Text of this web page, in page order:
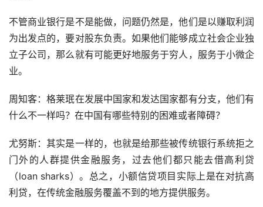
不管商业银行是不是能做，问题仍然是，他们是以赚取利润
为出发点的，要对股东负责。如果他们能够成立社会企业独
立子公司，那么就有可能更好地服务于穷人，服务于小微企
业。
周知客：格莱珉在发展中国家和发达国家都有分支，他们有
什么不一样吗？在中国有哪些特别的困难或者障碍？
尤努斯：其实是一样的，也就是给那些被传统银行系统拒之
门外的人群提供金融服务，过去他们都只能去借高利贷
（loan sharks）。总之，小额信贷项目实际上是在对抗高
利贷，在传统金融服务覆盖不到的地方提供服务。